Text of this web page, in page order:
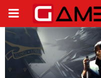
PRIMARY
MENU